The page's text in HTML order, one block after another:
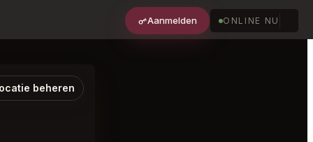
Aanmelden ONLINE NU
beheren